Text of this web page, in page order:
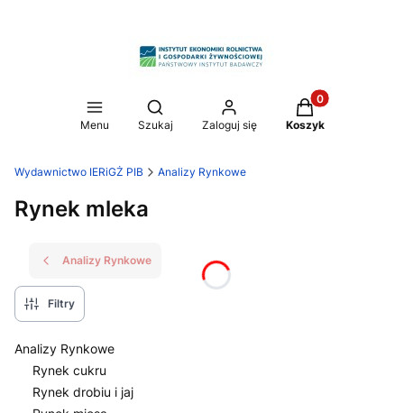
Menu
Otwórz wyszukiwarkę
Szukaj Zaloguj się
Produkty w
Koszyk
Wydawnictwo IERiGŻ PIB Analizy Rynkowe
Rynek mleka
Analizy Rynkowe
Filtry
Analizy Rynkowe
Rynek cukru
Rynek drobiu i jaj